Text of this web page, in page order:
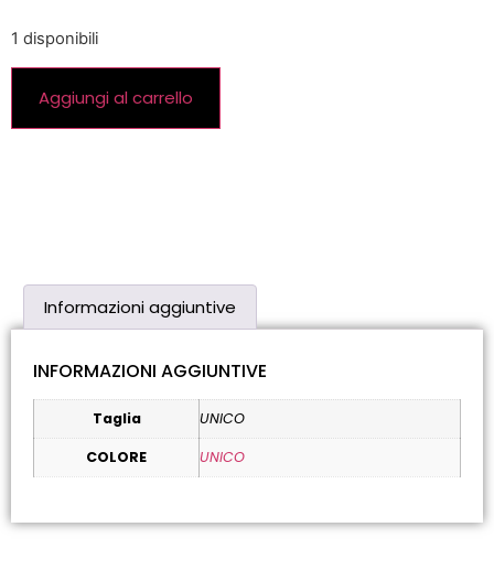
1 disponibili
Aggiungi al carrello
Informazioni aggiuntive
INFORMAZIONI AGGIUNTIVE
Taglia UNICO
COLORE UNICO